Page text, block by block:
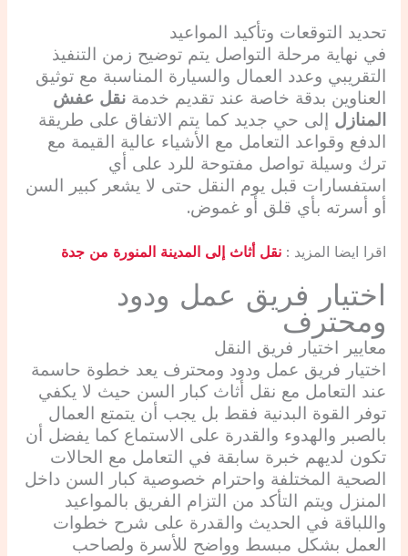
تحديد التوقعات وتأكيد المواعيد
في نهاية مرحلة التواصل يتم توضيح زمن التنفيذ
التقريبي وعدد العمال والسيارة المناسبة مع توثيق
العناوين بدقة خاصة عند تقديم خدمة نقل عفش
المنازل إلى حي جديد كما يتم الاتفاق على طريقة
الدفع وقواعد التعامل مع الأشياء عالية القيمة مع
ترك وسيلة تواصل مفتوحة للرد على أي
استفسارات قبل يوم النقل حتى لا يشعر كبير السن
أو أسرته بأي قلق أو غموض.
اقرا ايضا المزيد : نقل أثاث إلى المدينة المنورة من جدة
اختيار فريق عمل ودود
ومحترف
معايير اختيار فريق النقل
اختيار فريق عمل ودود ومحترف يعد خطوة حاسمة
عند التعامل مع نقل أثاث كبار السن حيث لا يكفي
توفر القوة البدنية فقط بل يجب أن يتمتع العمال
بالصبر والهدوء والقدرة على الاستماع كما يفضل أن
تكون لديهم خبرة سابقة في التعامل مع الحالات
الصحية المختلفة واحترام خصوصية كبار السن داخل
المنزل ويتم التأكد من التزام الفريق بالمواعيد
واللباقة في الحديث والقدرة على شرح خطوات
العمل بشكل مبسط وواضح للأسرة ولصاحب